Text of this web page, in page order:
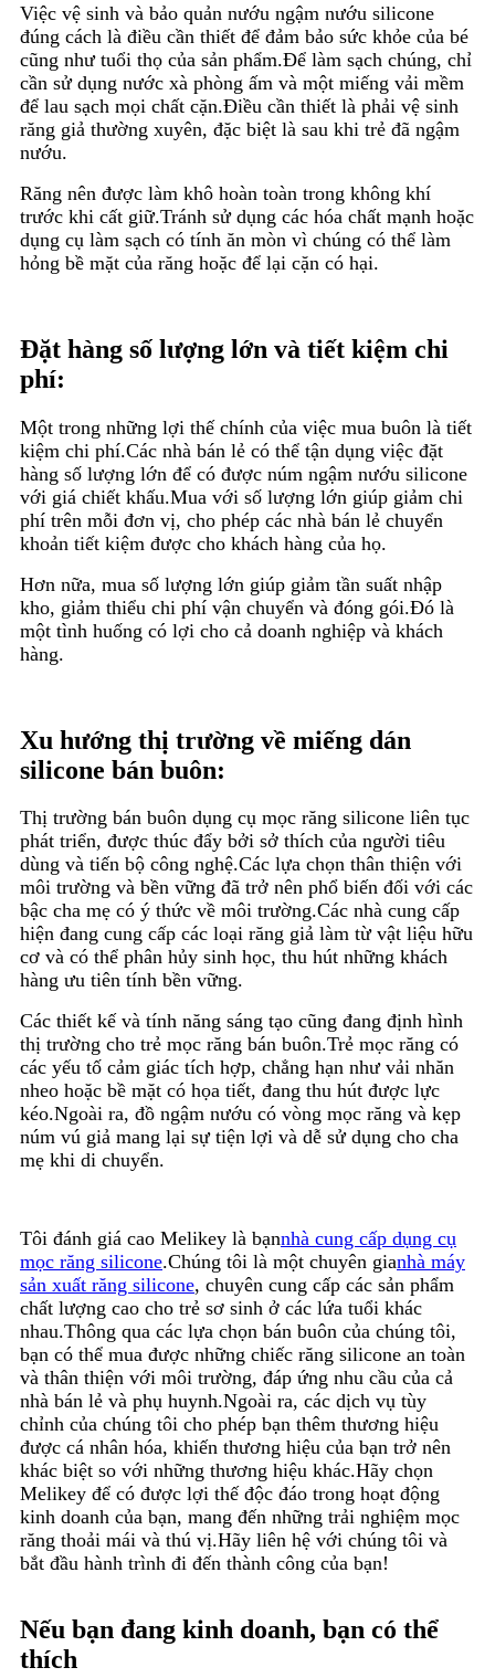
Việc vệ sinh và bảo quản nướu ngậm nướu silicone
đúng cách là điều cần thiết để đảm bảo sức khỏe của bé
cũng như tuổi thọ của sản phẩm.Để làm sạch chúng, chỉ
cần sử dụng nước xà phòng ấm và một miếng vải mềm
để lau sạch mọi chất cặn.Điều cần thiết là phải vệ sinh
răng giả thường xuyên, đặc biệt là sau khi trẻ đã ngậm
nướu.
Răng nên được làm khô hoàn toàn trong không khí
trước khi cất giữ.Tránh sử dụng các hóa chất mạnh hoặc
dụng cụ làm sạch có tính ăn mòn vì chúng có thể làm
hỏng bề mặt của răng hoặc để lại cặn có hại.
Đặt hàng số lượng lớn và tiết kiệm chi
phí:
Một trong những lợi thế chính của việc mua buôn là tiết
kiệm chi phí.Các nhà bán lẻ có thể tận dụng việc đặt
hàng số lượng lớn để có được núm ngậm nướu silicone
với giá chiết khấu.Mua với số lượng lớn giúp giảm chi
phí trên mỗi đơn vị, cho phép các nhà bán lẻ chuyển
khoản tiết kiệm được cho khách hàng của họ.
Hơn nữa, mua số lượng lớn giúp giảm tần suất nhập
kho, giảm thiểu chi phí vận chuyển và đóng gói.Đó là
một tình huống có lợi cho cả doanh nghiệp và khách
hàng.
Xu hướng thị trường về miếng dán
silicone bán buôn:
Thị trường bán buôn dụng cụ mọc răng silicone liên tục
phát triển, được thúc đẩy bởi sở thích của người tiêu
dùng và tiến bộ công nghệ.Các lựa chọn thân thiện với
môi trường và bền vững đã trở nên phổ biến đối với các
bậc cha mẹ có ý thức về môi trường.Các nhà cung cấp
hiện đang cung cấp các loại răng giả làm từ vật liệu hữu
cơ và có thể phân hủy sinh học, thu hút những khách
hàng ưu tiên tính bền vững.
Các thiết kế và tính năng sáng tạo cũng đang định hình
thị trường cho trẻ mọc răng bán buôn.Trẻ mọc răng có
các yếu tố cảm giác tích hợp, chẳng hạn như vải nhăn
nheo hoặc bề mặt có họa tiết, đang thu hút được lực
kéo.Ngoài ra, đồ ngậm nướu có vòng mọc răng và kẹp
núm vú giả mang lại sự tiện lợi và dễ sử dụng cho cha
mẹ khi di chuyển.
Tôi đánh giá cao Melikey là bạnnhà cung cấp dụng cụ
mọc răng silicone.Chúng tôi là một chuyên gianhà máy
sản xuất răng silicone, chuyên cung cấp các sản phẩm
chất lượng cao cho trẻ sơ sinh ở các lứa tuổi khác
nhau.Thông qua các lựa chọn bán buôn của chúng tôi,
bạn có thể mua được những chiếc răng silicone an toàn
và thân thiện với môi trường, đáp ứng nhu cầu của cả
nhà bán lẻ và phụ huynh.Ngoài ra, các dịch vụ tùy
chỉnh của chúng tôi cho phép bạn thêm thương hiệu
được cá nhân hóa, khiến thương hiệu của bạn trở nên
khác biệt so với những thương hiệu khác.Hãy chọn
Melikey để có được lợi thế độc đáo trong hoạt động
kinh doanh của bạn, mang đến những trải nghiệm mọc
răng thoải mái và thú vị.Hãy liên hệ với chúng tôi và
bắt đầu hành trình đi đến thành công của bạn!
Nếu bạn đang kinh doanh, bạn có thể
thích